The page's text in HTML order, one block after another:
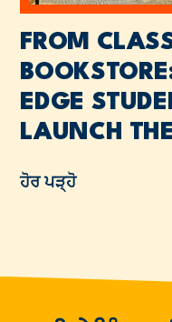
FROM
EDGE
LAUNCH
ਹੋਰ ਪੜ੍ਹੋ